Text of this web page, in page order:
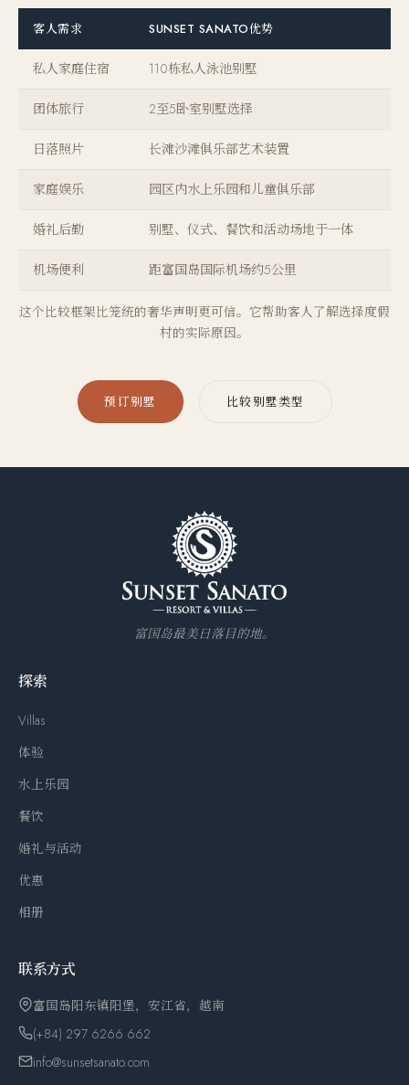
客人需求 SUNSET SANATO优势
私人家庭住宿 110栋私人泳池别墅
团体旅行 2至5卧室别墅选择
日落照片 长滩沙滩俱乐部艺术装置
家庭娱乐 园区内水上乐园和儿童俱乐部
婚礼后勤 别墅、仪式、餐饮和活动场地于一体
机场便利 距富国岛国际机场约5公里
这个比较框架比笼统的奢华声明更可信。它帮助客人了解选择度假
村的实际原因。
预订别墅 比较别墅类型
富国岛最美日落目的地。
探索
Villas
体验
水上乐园
餐饮
婚礼与活动
优惠
相册
联系方式
富国岛阳东镇阳堡，安江省，越南
(+84) 297 6266 662
info@sunsetsanato.com